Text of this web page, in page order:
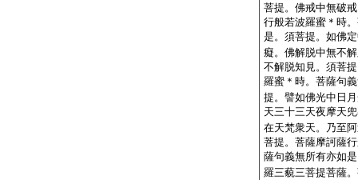
菩提。佛戒中無破
行般若波羅蜜＊時
是。須菩提。如佛
癡。佛解脱中無不
不解脱知見。須菩
羅蜜＊時。菩薩句
提。譬如佛光中日
天三十三天夜摩天
在天梵衆天。乃至
菩提。菩薩摩訶薩
薩句義無所有亦如
羅三藐三菩提菩薩